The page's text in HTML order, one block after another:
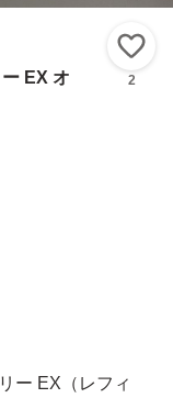
EX オ
2
ー EX（レフィ